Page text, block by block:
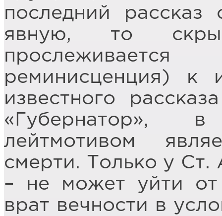
последний
явную, то
реминисценция) к
известного
«Губернатор»,
лейтмотивом
смерти. Только у Ст.
– не может уйти
врат вечности в